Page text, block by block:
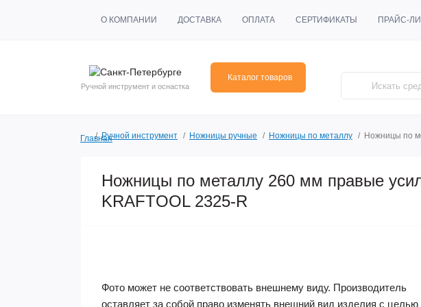
О КОМПАНИИ ДОСТАВКА ОПЛАТА СЕРТИФИКАТЫ ПРАЙС-
Ручной инструмент и оснастка
Каталог товаров
ГлавнаяРучной инструмент Ножницы ручные Ножницы по металлу Ножницы по
Ножницы по металлу 260 мм правые
KRAFTOOL 2325-R
Фото может не соответствовать внешнему виду. Производитель
оставляет за собой право изменять внешний вид изделия с целью